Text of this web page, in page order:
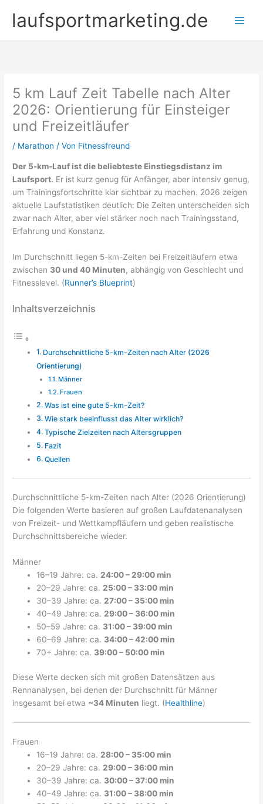
Inhaltlaufsportmarketing.de
5 km Lauf Zeit Tabelle nach Alter
2026: Orientierung für Einsteiger
und Freizeitläufer
/ Marathon / Von Fitnessfreund
Der 5-km-Lauf ist die beliebteste Einstiegsdistanz im
Laufsport. Er ist kurz genug für Anfänger, aber intensiv genug,
um Trainingsfortschritte klar sichtbar zu machen. 2026 zeigen
aktuelle Laufstatistiken deutlich: Die Zeiten unterscheiden sich
zwar nach Alter, aber viel stärker noch nach Trainingsstand,
Erfahrung und Konstanz.
Im Durchschnitt liegen 5-km-Zeiten bei Freizeitläufern etwa
zwischen 30 und 40 Minuten, abhängig von Geschlecht und
Fitnesslevel. (Runner’s Blueprint)
Inhaltsverzeichnis
Durchschnittliche 5-km-Zeiten nach Alter (2026
Orientierung)
Männer
Frauen
Was ist eine gute 5-km-Zeit?
Wie stark beeinflusst das Alter wirklich?
Typische Zielzeiten nach Altersgruppen
Fazit
Quellen
Durchschnittliche 5-km-Zeiten nach Alter (2026 Orientierung)
Die folgenden Werte basieren auf großen Laufdatenanalysen
von Freizeit- und Wettkampfläufern und geben realistische
Durchschnittsbereiche wieder.
Männer
16–19 Jahre: ca. 24:00 – 29:00 min
20–29 Jahre: ca. 25:00 – 33:00 min
30–39 Jahre: ca. 27:00 – 35:00 min
40–49 Jahre: ca. 29:00 – 36:00 min
50–59 Jahre: ca. 31:00 – 39:00 min
60–69 Jahre: ca. 34:00 – 42:00 min
70+ Jahre: ca. 39:00 – 50:00 min
Diese Werte decken sich mit großen Datensätzen aus
Rennanalysen, bei denen der Durchschnitt für Männer
insgesamt bei etwa ~34 Minuten liegt. (Healthline)
Frauen
16–19 Jahre: ca. 28:00 – 35:00 min
20–29 Jahre: ca. 29:00 – 36:00 min
30–39 Jahre: ca. 30:00 – 37:00 min
40–49 Jahre: ca. 31:00 – 38:00 min